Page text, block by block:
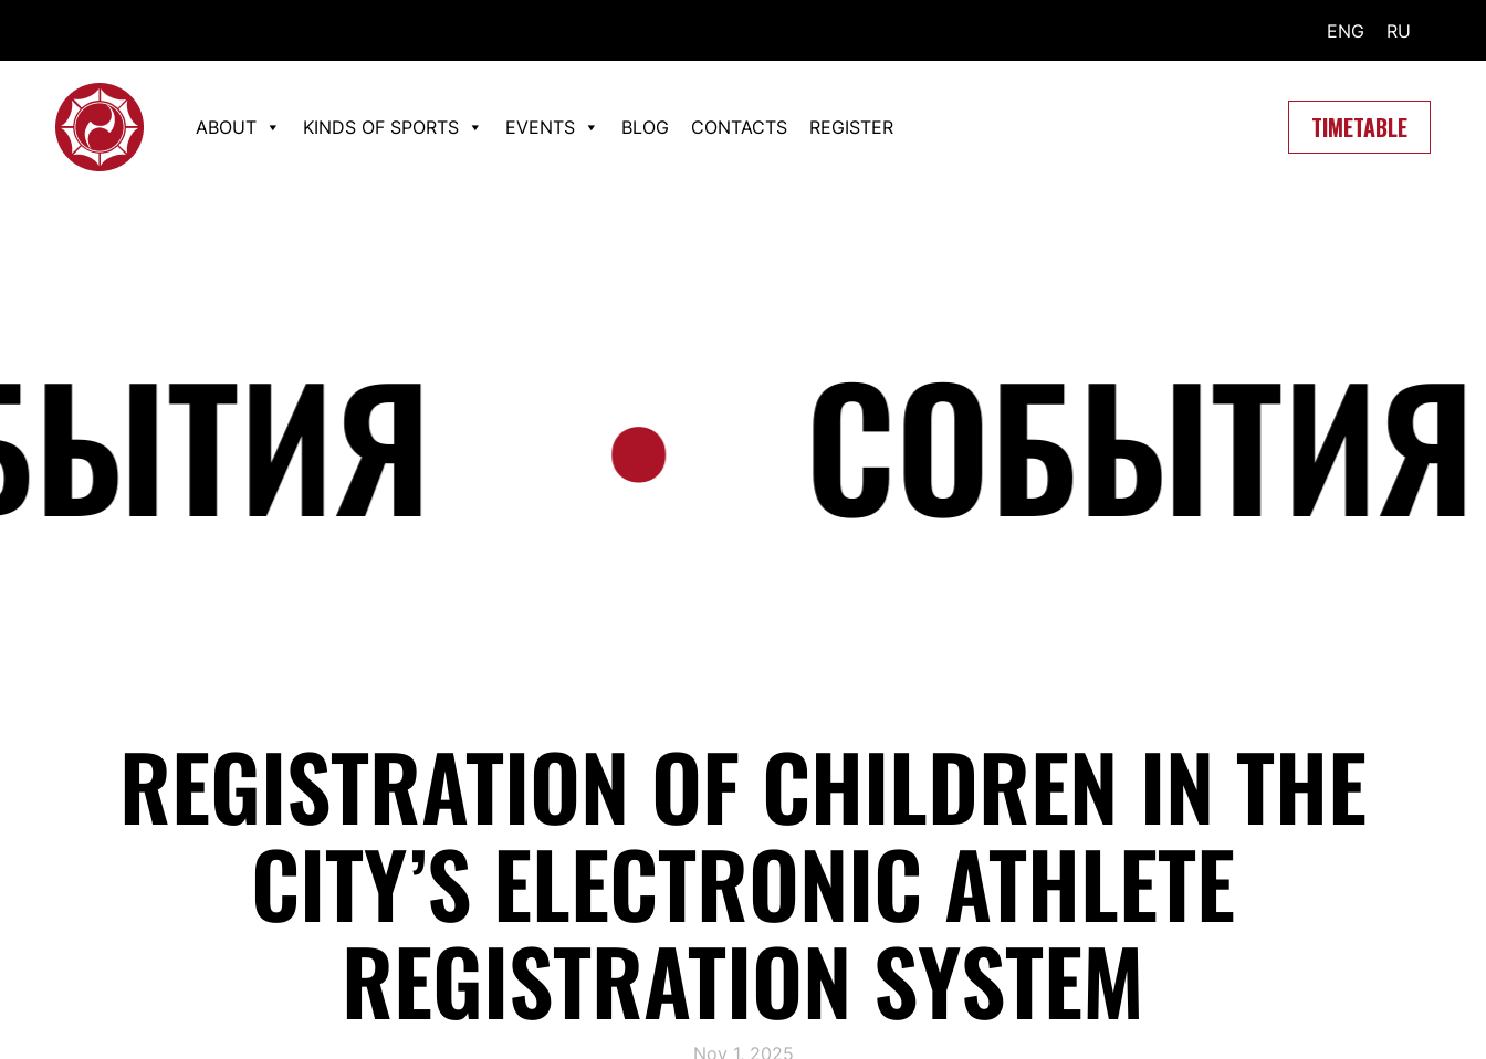
ENG RU
ABOUT KINDS OF SPORTS EVENTS BLOG CONTACTS REGISTER TIMETABLE
• СОБЫТИЯ
REGISTRATION OF CHILDREN IN THE
CITY’S ELECTRONIC ATHLETE
REGISTRATION SYSTEM
Nov 1, 2025